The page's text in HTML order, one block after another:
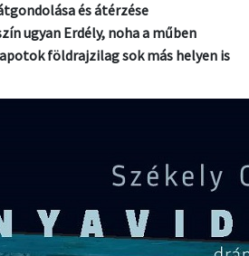
és átérzése
ugyan Erdély, noha a műben
földrajzilag sok más helyen is